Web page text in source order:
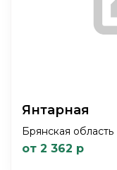
Янтарная
Брянская
от 2 362 р